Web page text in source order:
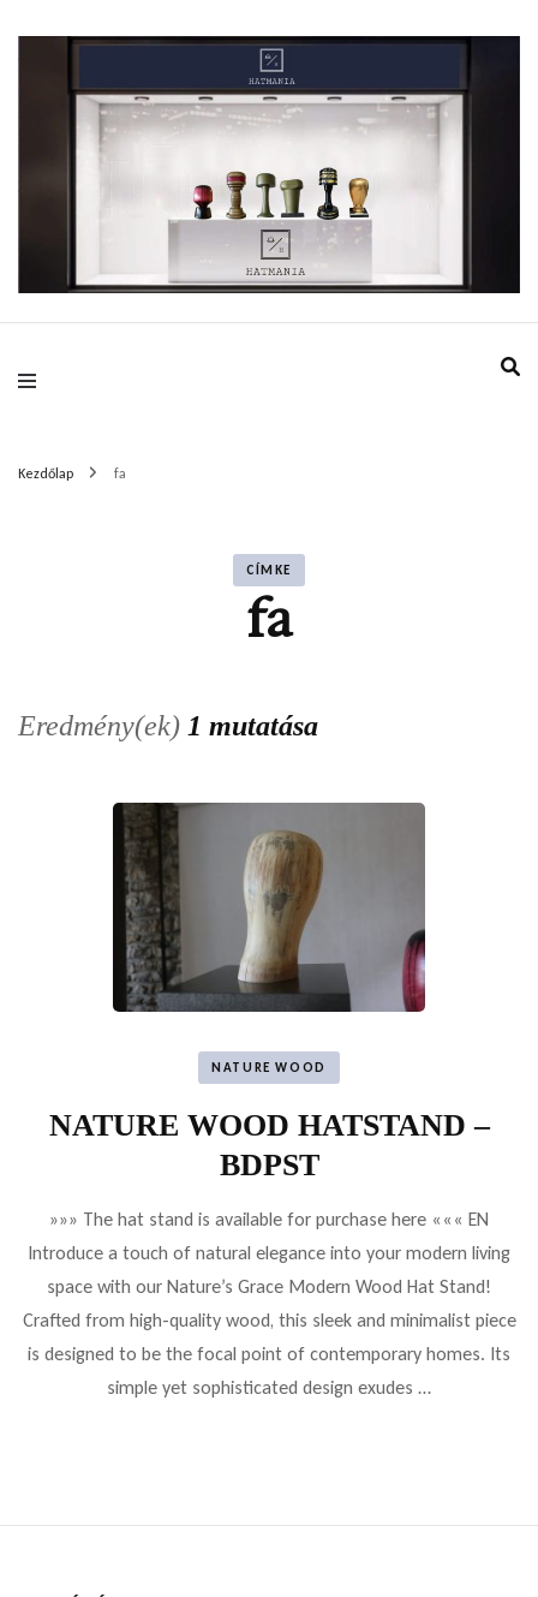
HatMania.hu BDPST
Kezdőlap fa
CÍMKE
fa
Eredmény(ek) 1 mutatása
NATURE WOOD
NATURE WOOD HATSTAND –
BDPST
»»» The hat stand is available for purchase here ««« EN
Introduce a touch of natural elegance into your modern living
space with our Nature’s Grace Modern Wood Hat Stand!
Crafted from high-quality wood, this sleek and minimalist piece
is designed to be the focal point of contemporary homes. Its
simple yet sophisticated design exudes …